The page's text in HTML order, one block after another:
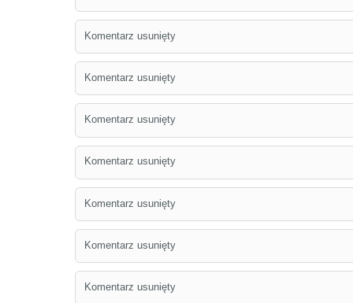
Komentarz usunięty
Komentarz usunięty
Komentarz usunięty
Komentarz usunięty
Komentarz usunięty
Komentarz usunięty
Komentarz usunięty